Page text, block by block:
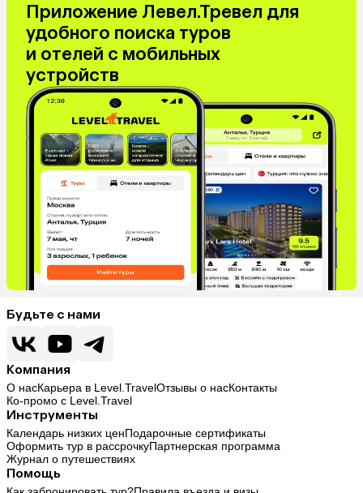
Приложение Левел.Тревел для
удобного поиска туров
и отелей с мобильных
устройств
Будьте с нами
Компания
О насКарьера в Level.TravelОтзывы о насКонтакты
Ко-промо с Level.Travel
Инструменты
Календарь низких ценПодарочные сертификаты
Оформить тур в рассрочкуПартнерская программа
Журнал о путешествиях
Помощь